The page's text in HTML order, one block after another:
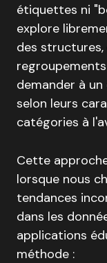
étiquettes ni
explore
des
demander à
selon leurs
catégories à
Cette
lorsque nous
tendances
dans les
applications
méthode :